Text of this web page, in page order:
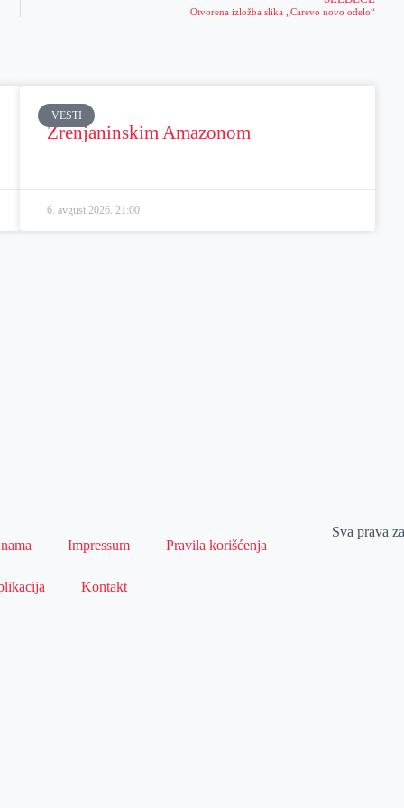
Otvorena izložba slika „Carevo novo odelo“
VESTI
Zrenjaninskim Amazonom
6. avgust 2026.21:00
Impressum Pravila korišćenja
Kontakt
Sva prava